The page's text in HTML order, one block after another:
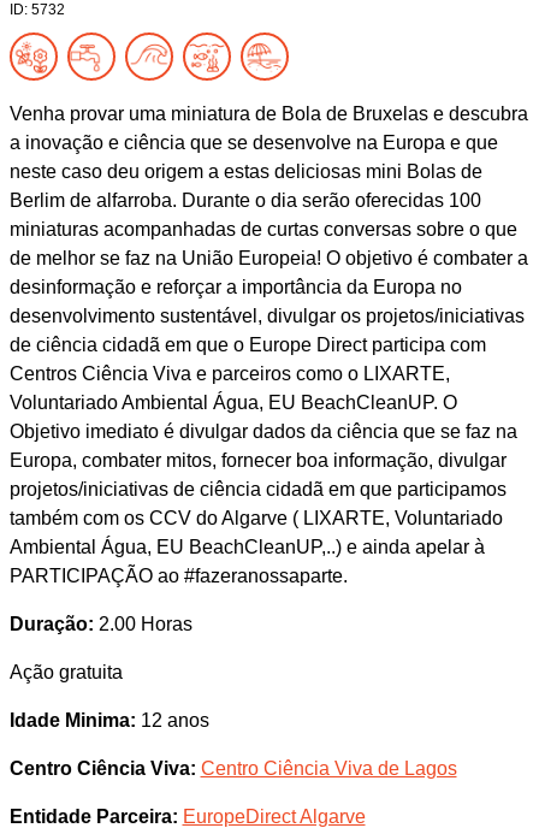
ID: 5732
Venha provar uma miniatura de Bola de Bruxelas e descubra
a inovação e ciência que se desenvolve na Europa e que
neste caso deu origem a estas deliciosas mini Bolas de
Berlim de alfarroba. Durante o dia serão oferecidas 100
miniaturas acompanhadas de curtas conversas sobre o que
de melhor se faz na União Europeia! O objetivo é combater a
desinformação e reforçar a importância da Europa no
desenvolvimento sustentável, divulgar os projetos/iniciativas
de ciência cidadã em que o Europe Direct participa com
Centros Ciência Viva e parceiros como o LIXARTE,
Voluntariado Ambiental Água, EU BeachCleanUP. O
Objetivo imediato é divulgar dados da ciência que se faz na
Europa, combater mitos, fornecer boa informação, divulgar
projetos/iniciativas de ciência cidadã em que participamos
também com os CCV do Algarve ( LIXARTE, Voluntariado
Ambiental Água, EU BeachCleanUP,..) e ainda apelar à
PARTICIPAÇÃO ao #fazeranossaparte.
Duração: 2.00 Horas
Ação gratuita
Idade Minima: 12 anos
Centro Ciência Viva: Centro Ciência Viva de Lagos
Entidade Parceira: EuropeDirect Algarve